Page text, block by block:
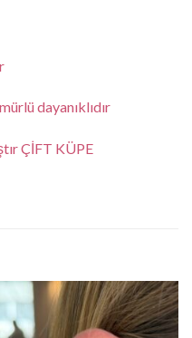
dayanıklıdır
ÇİFT KÜPE